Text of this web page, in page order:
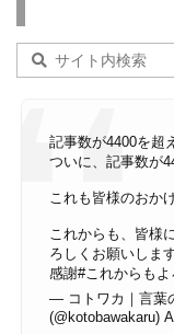
記事数が4400を超
ついに、記事数が
これも皆様のおか
これからも、皆様
ろしくお願いしま
感謝#これからもよ
— コトワカ｜言葉
(@kotobawakaru)